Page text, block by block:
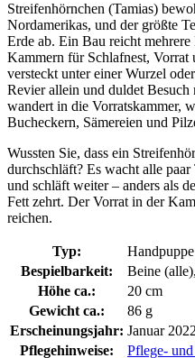
Streifenhörnchen (Tamias)
Nordamerikas, und der größte
Erde ab. Ein Bau reicht
Kammern für Schlafnest,
versteckt unter einer Wurzel
Revier allein und duldet
wandert in die Vorratskammer,
Bucheckern, Sämereien und
Wussten Sie, dass ein
durchschläft? Es wacht alle
und schläft weiter – anders als
Fett zehrt. Der Vorrat in der
reichen.
Typ:
Handpuppe
Bespielbarkeit:
Beine
Höhe ca.:
20 cm
Gewicht ca.:
86 g
Erscheinungsjahr: Januar 2022
Pflegehinweise:
Pflege-